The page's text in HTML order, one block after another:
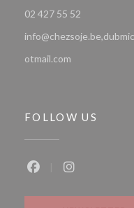
02 427 55 52
otmail.com
FOLLOW US